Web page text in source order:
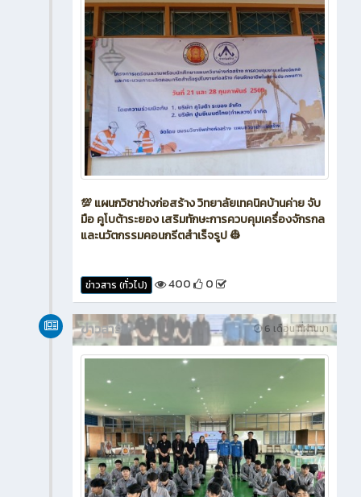
💯 แผนกวิชาช่างก่อสร้าง วิทยาลัยเทคนิคบ้านค่าย จับ
มือ คูโบต้าระยอง เสริมทักษะการควบคุมเครื่องจักรกล
และนวัตกรรมคอนกรีตสำเร็จรูป 👷
ข่าวสาร (ทั่วไป) 400 0
6 เดือน ที่ผ่านมา
ข่าวสาร